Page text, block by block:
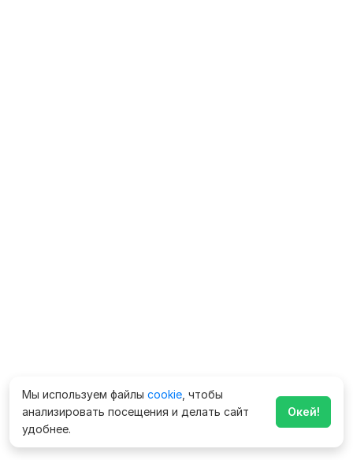
Мы используем файлы cookie , чтобы
анализировать посещения и делать сайт
удобнее.
Окей!